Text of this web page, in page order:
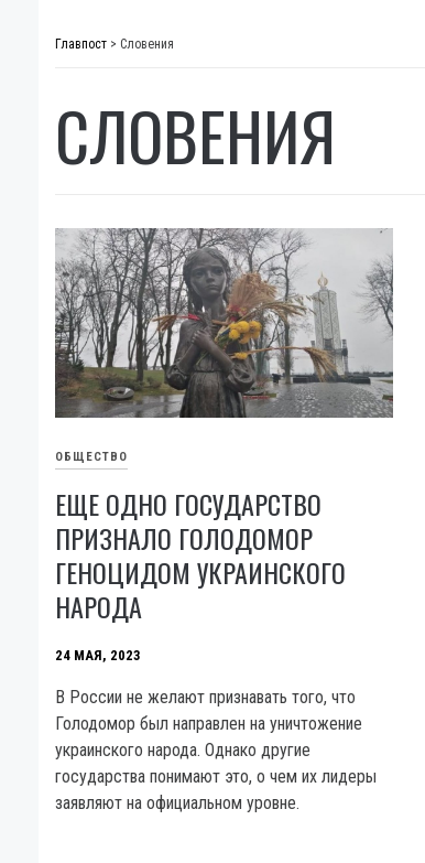
Главпост > Словения
СЛОВЕНИЯ
ОБЩЕСТВО
ЕЩЕ ОДНО ГОСУДАРСТВО
ПРИЗНАЛО ГОЛОДОМОР
ГЕНОЦИДОМ УКРАИНСКОГО
НАРОДА
24 МАЯ, 2023
В России не желают признавать того, что
Голодомор был направлен на уничтожение
украинского народа. Однако другие
государства понимают это, о чем их лидеры
заявляют на официальном уровне.